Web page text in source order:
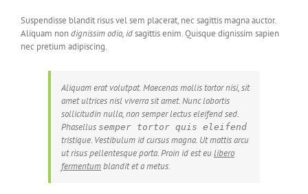
Suspendisse blandit risus vel sem placerat, nec sagittis magna auctor.
Aliquam nondignissim odio, idsagittis enim. Quisque dignissim sapien
nec pretium adipiscing.
Aliquam erat volutpat. Maecenas mollis tortor nisi, sit
amet ultrices nisl viverra sit amet. Nunc lobortis
sollicitudin nulla, non semper lectus eleifend sed.
Phasellus semper tortor quis eleifend
tristique. Vestibulum id cursus magna. Ut mattis arcu
ut risus pellentesque porta. Proin id est eulibero
fermentumblandit et a metus.